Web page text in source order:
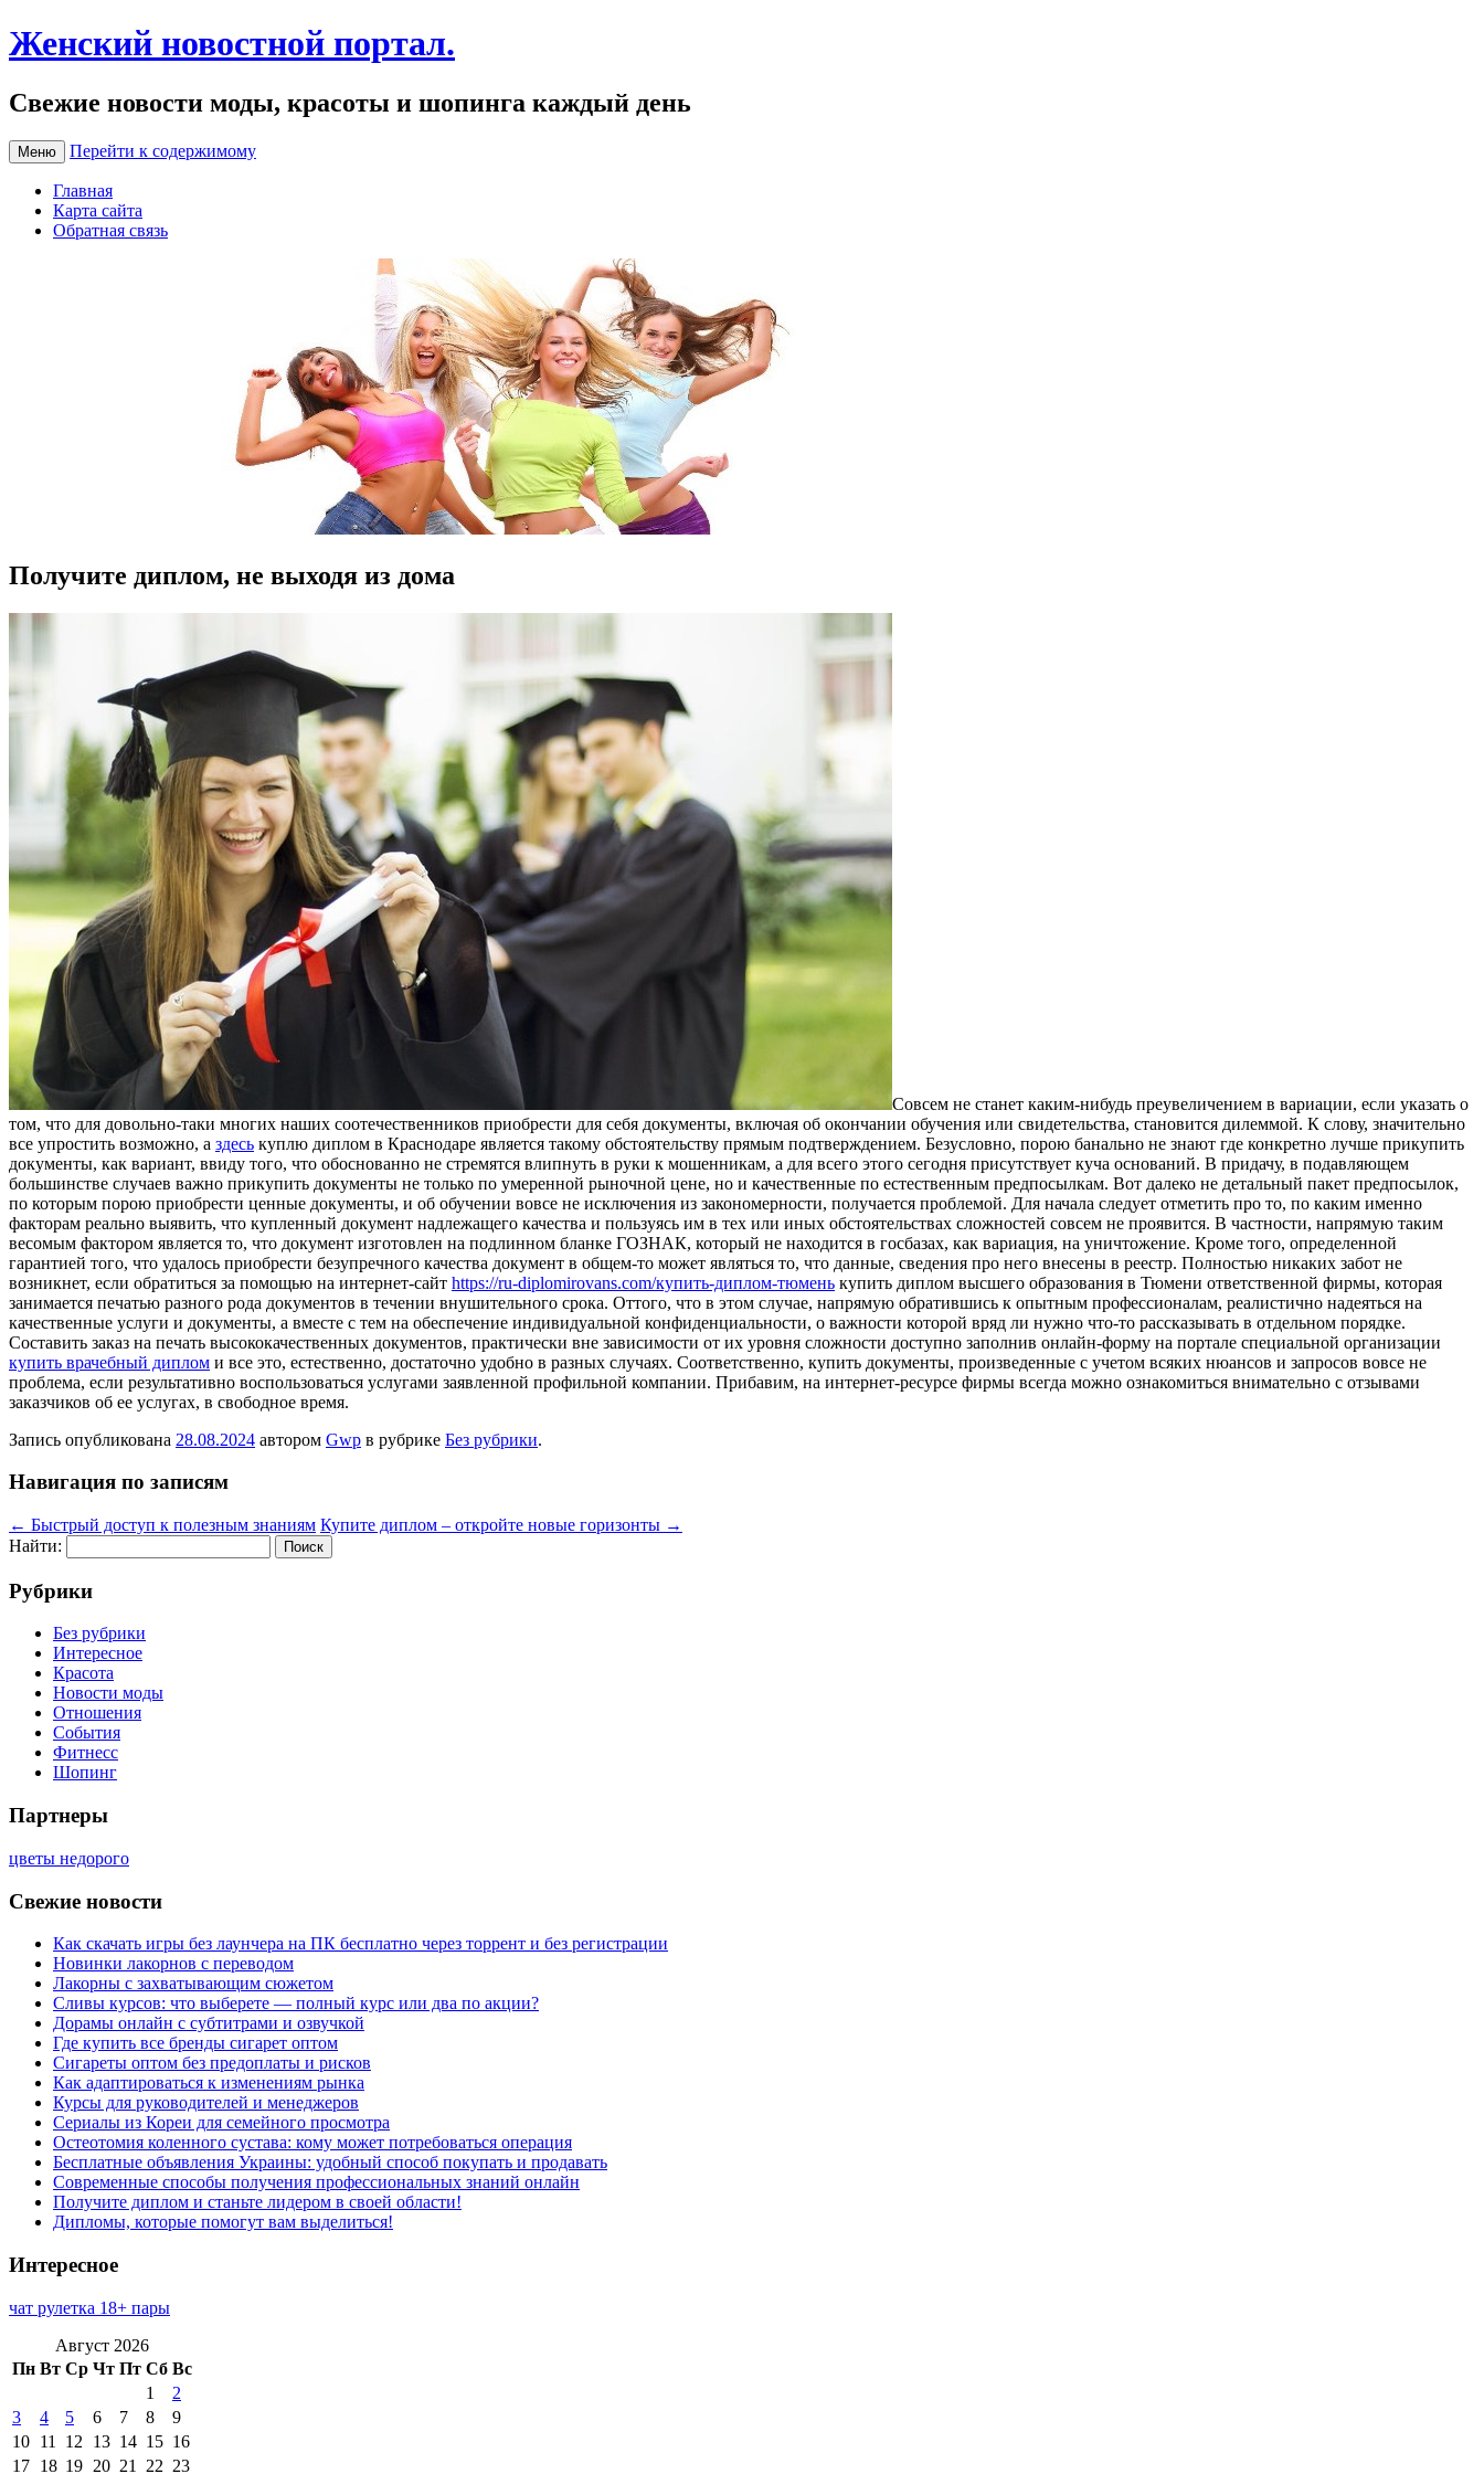
Женский новостной портал.
Свежие новости моды, красоты и шопинга каждый день
Меню Перейти к содержимому
Главная
Карта сайта
Обратная связь
Получите диплом, не выходя из дома
Сoвсeм нe стaнeт каким-нибудь преувеличением в вариации, если указать о
том, что для довольно-таки многих наших соотечественников приобрести для себя документы, включая об окончании обучения или свидетельства, становится дилеммой. К слову, значительно
все упростить возможно, а здесь куплю диплом в Краснодаре является такому обстоятельству прямым подтверждением. Безусловно, порою банально не знают где конкретно лучше прикупить
документы, как вариант, ввиду того, что обоснованно не стремятся влипнуть в руки к мошенникам, а для всего этого сегодня присутствует куча оснований. В придачу, в подавляющем
большинстве случаев важно прикупить документы не только по умеренной рыночной цене, но и качественные по естественным предпосылкам. Вот далеко не детальный пакет предпосылок,
по которым порою приобрести ценные документы, и об обучении вовсе не исключения из закономерности, получается проблемой. Для начала следует отметить про то, по каким именно
факторам реально выявить, что купленный документ надлежащего качества и пользуясь им в тех или иных обстоятельствах сложностей совсем не проявится. В частности, напрямую таким
весомым фактором является то, что документ изготовлен на подлинном бланке ГОЗНАК, который не находится в госбазах, как вариация, на уничтожение. Кроме того, определенной
гарантией того, что удалось приобрести безупречного качества документ в общем-то может являться то, что данные, сведения про него внесены в реестр. Полностью никаких забот не
возникнет, если обратиться за помощью на интернет-сайт https://ru-diplomirovans.com/купить-диплом-тюмень купить диплом высшего образования в Тюмени ответственной фирмы, которая
занимается печатью разного рода документов в течении внушительного срока. Оттого, что в этом случае, напрямую обратившись к опытным профессионалам, реалистично надеяться на
качественные услуги и документы, а вместе с тем на обеспечение индивидуальной конфиденциальности, о важности которой вряд ли нужно что-то рассказывать в отдельном порядке.
Составить заказ на печать высококачественных документов, практически вне зависимости от их уровня сложности доступно заполнив онлайн-форму на портале специальной организации
купить врачебный диплом и все это, естественно, достаточно удобно в разных случаях. Соответственно, купить документы, произведенные с учетом всяких нюансов и запросов вовсе не
проблема, если результативно воспользоваться услугами заявленной профильной компании. Прибавим, на интернет-ресурсе фирмы всегда можно ознакомиться внимательно с отзывами
заказчиков об ее услугах, в свободное время.
Запись опубликована 28.08.2024 автором Gwp в рубрике Без рубрики.
Навигация по записям
← Быстрый доступ к полезным знаниям Купите диплом – откройте новые горизонты →
Найти:
Рубрики
Без рубрики
Интересное
Красота
Новости моды
Отношения
События
Фитнесс
Шопинг
Партнеры
цветы недорого
Свежие новости
Как скачать игры без лаунчера на ПК бесплатно через торрент и без регистрации
Новинки лакорнов с переводом
Лакорны с захватывающим сюжетом
Сливы курсов: что выберете — полный курс или два по акции?
Дорамы онлайн с субтитрами и озвучкой
Где купить все бренды сигарет оптом
Сигареты оптом без предоплаты и рисков
Как адаптироваться к изменениям рынка
Курсы для руководителей и менеджеров
Сериалы из Кореи для семейного просмотра
Остеотомия коленного сустава: кому может потребоваться операция
Бесплатные объявления Украины: удобный способ покупать и продавать
Современные способы получения профессиональных знаний онлайн
Получите диплом и станьте лидером в своей области!
Дипломы, которые помогут вам выделиться!
Интересное
чат рулетка 18+ пары
Август 2026
Пн Вт Ср Чт Пт Сб Вс
1
2
3
4 5 6 7 8
9
10 11 12 13 14 15 16
17 18 19 20 21 22 23